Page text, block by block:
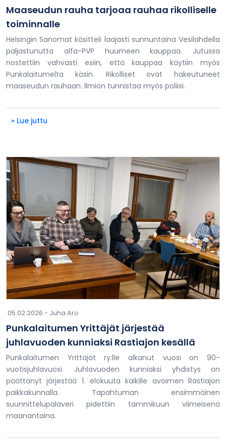
Maaseudun rauha tarjoaa rauhaa rikolliselle
toiminnalle
Helsingin Sanomat käsitteli laajasti sunnuntaina Vesilahdella
paljastunutta alfa-PVP huumeen kauppaa. Jutussa
nostettiin vahvasti esiin, että kauppaa käytiin myös
Punkalaitumelta käsin. Rikolliset ovat hakeutuneet
maaseudun rauhaan. Ilmiön tunnistaa myös poliisi.
» Lue juttu
05.02.2026 - Juha Aro
Punkalaitumen Yrittäjät järjestää
juhlavuoden kunniaksi Rastiajon kesällä
Punkalaitumen Yrittäjät ry:lle alkanut vuosi on 90-
vuotisjuhlavuosi. Juhlavuoden kunniaksi yhdistys on
päättänyt järjestää 1. elokuuta kaikille avoimen Rastiajon
paikkakunnalla. Tapahtuman ensimmäinen
suunnittelupalaveri pidettiin tammikuun viimeisenä
maanantaina.